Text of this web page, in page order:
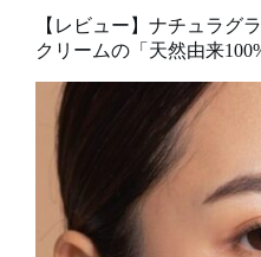
【レビュー】ナチュラグ
クリームの「天然由来